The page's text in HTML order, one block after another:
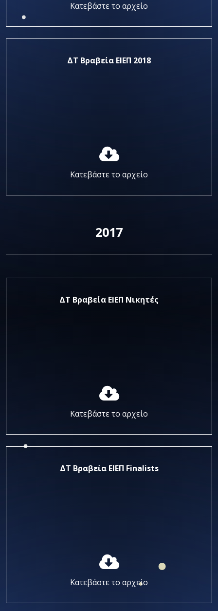
Κατεβάστε το αρχείο
ΔΤ Βραβεία ΕΙΕΠ 2018
Κατεβάστε το αρχείο
2017
ΔΤ Βραβεία ΕΙΕΠ Νικητές
Κατεβάστε το αρχείο
ΔΤ Βραβεία ΕΙΕΠ Finalists
Κατεβάστε το αρχείο